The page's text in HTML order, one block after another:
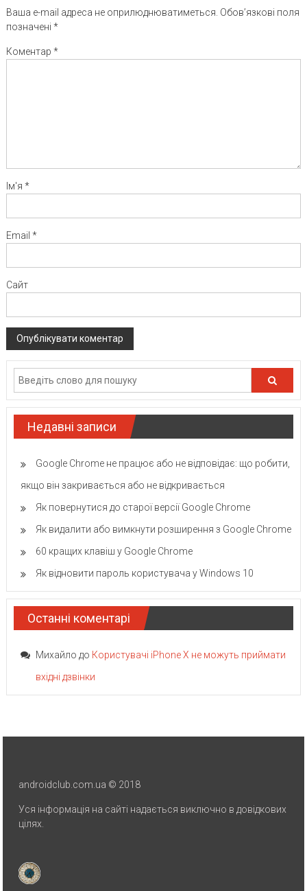
Ваша e-mail адреса не оприлюднюватиметься. Обов’язкові поля
позначені *
Коментар *
Ім'я *
Email *
Сайт
Недавні записи
Google Chrome не працює або не відповідає: що робити,
якщо він закривається або не відкривається
Як повернутися до старої версії Google Chrome
Як видалити або вимкнути розширення з Google Chrome
60 кращих клавіш у Google Chrome
Як відновити пароль користувача у Windows 10
Останні коментарі
Михайло до Користувачі iPhone X не можуть приймати
вхідні дзвінки
androidclub.com.ua © 2018
Уся інформація на сайті надається виключно в довідкових
цілях.